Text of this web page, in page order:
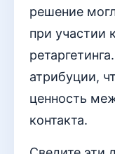
решение
при участии
атрибуции,
ценность
контакта.